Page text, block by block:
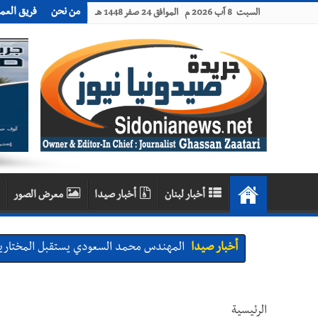
السبت 8 آب 2026 م الموافق 24 صفر 1448 هـ من نحن فريق
أخبار لبنان أخبار صيدا معرض الصور
أخبار صيدا المهندس محمد السعودي يستقبل
أخبار صيدا
الرئيسية